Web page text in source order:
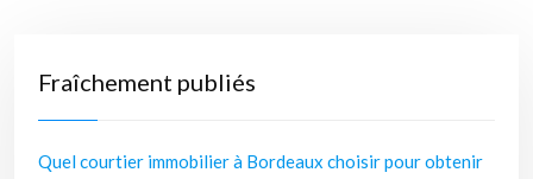
Fraîchement publiés
Quel courtier immobilier à Bordeaux choisir pour obtenir